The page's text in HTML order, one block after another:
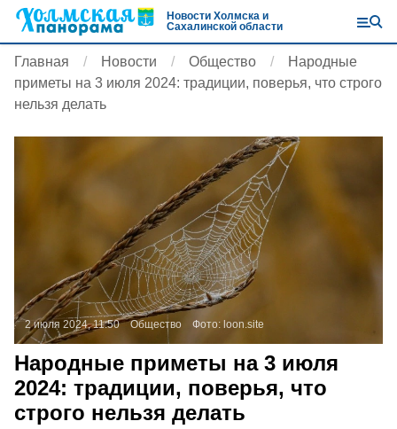
Новости Холмска и
Сахалинской области
Главная Новости Общество
Народные
приметы на 3 июля 2024: традиции, поверья, что строго
нельзя делать
2 июля 2024, 11:50 Общество Фото: loon.site
Народные приметы на 3 июля
2024: традиции, поверья, что
строго нельзя делать